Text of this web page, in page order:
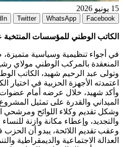
15 يونيو 2026
Facebook
WhatsApp
Twitter
الكاتب الوطني للمؤسسات
في أجواء تنظيمية وسياسية
المنعقدة بالمركب الوطني مولاي
وتولى عبد الرحيم شهيد، الكاتب
اعتمدته الأجهزة الحزبية في اختيار
وأكد شهيد، خلال عرضه أمام عضوات
الميداني والقدرة على تمثيل
وشكل تقديم وكلاء اللوائح ومرشحي
والتجديد، وإعطاء مكانة وازنة
وعقب تقديم اللائحة، يبدو أن الحزب
العدالة الاجتماعية والديمقراطية